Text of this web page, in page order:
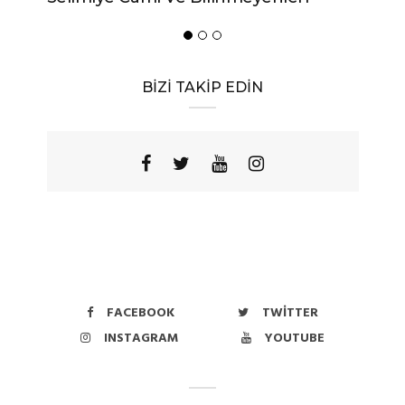
BİZİ TAKİP EDİN
FACEBOOK
TWITTER
INSTAGRAM
YOUTUBE